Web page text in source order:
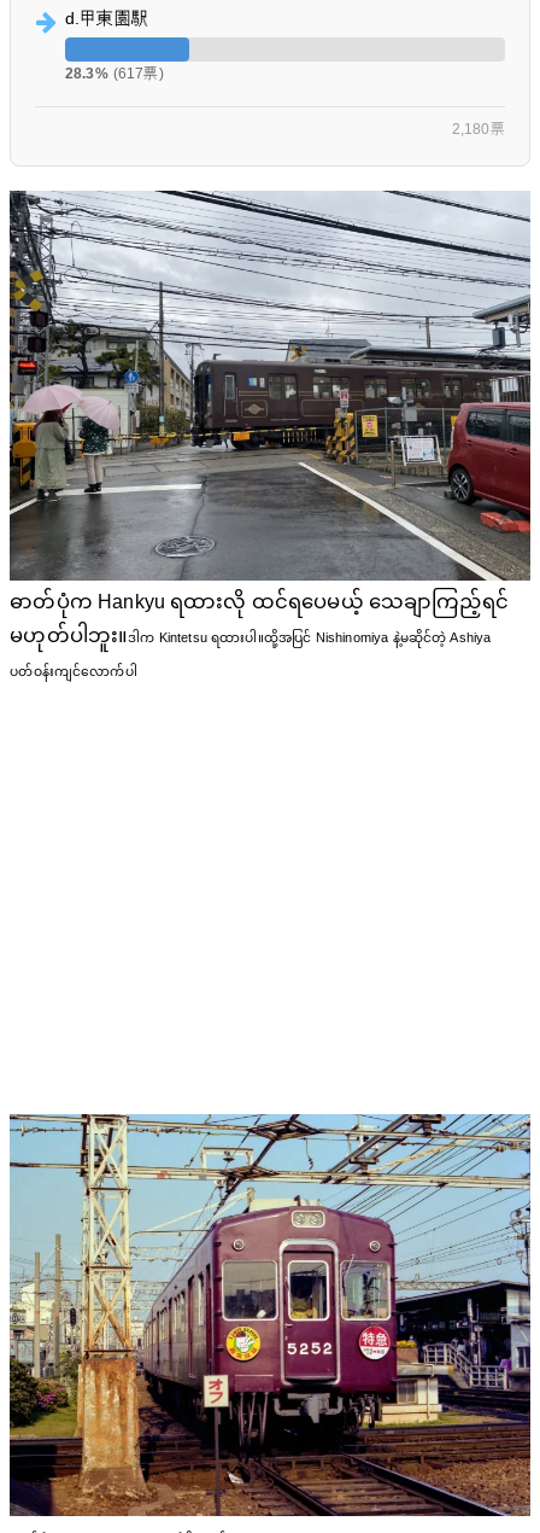
d.甲東園駅
28.3%(617票)
2,180票
ဓာတ်ပုံက Hankyu ရထားလို ထင်ရပေမယ့် သေချာကြည့်ရင်
မဟုတ်ပါဘူး။ဒါက Kintetsu ရထားပါ။ထို့အပြင် Nishinomiya နဲ့မဆိုင်တဲ့ Ashiya
ပတ်ဝန်းကျင်လောက်ပါ